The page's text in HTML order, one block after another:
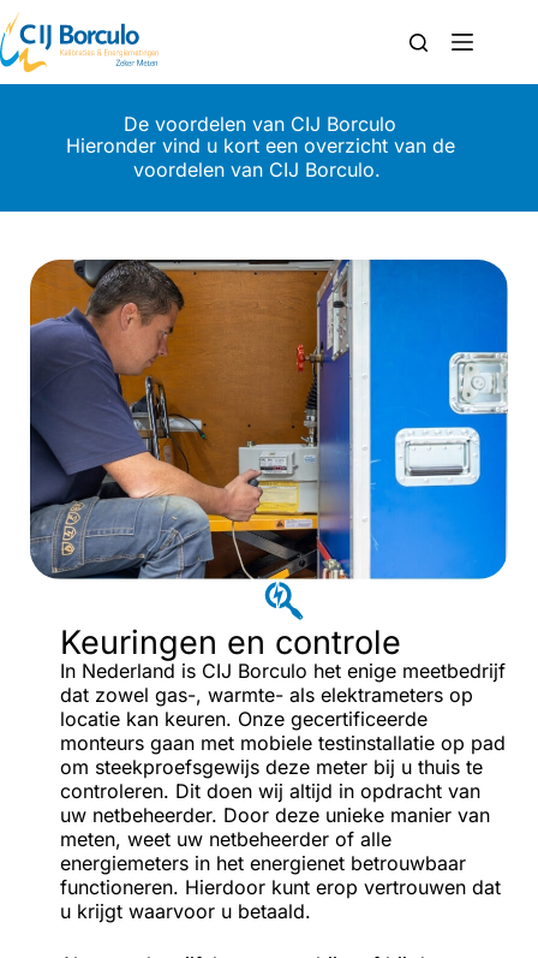
De voordelen van CIJ Borculo
Hieronder vind u kort een overzicht van de
voordelen van CIJ Borculo.
Keuringen en controle
In Nederland is CIJ Borculo het enige meetbedrijf
dat zowel gas-, warmte- als elektrameters op
locatie kan keuren. Onze gecertificeerde
monteurs gaan met mobiele testinstallatie op pad
om steekproefsgewijs deze meter bij u thuis te
controleren. Dit doen wij altijd in opdracht van
uw netbeheerder. Door deze unieke manier van
meten, weet uw netbeheerder of alle
energiemeters in het energienet betrouwbaar
functioneren. Hierdoor kunt erop vertrouwen dat
u krijgt waarvoor u betaald.